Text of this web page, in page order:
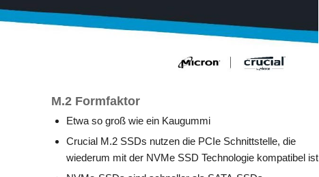
M.2 Formfaktor
Etwa so groß wie ein Kaugummi
Crucial M.2 SSDs nutzen die PCIe Schnittstelle, die
wiederum mit der NVMe SSD Technologie kompatibel ist